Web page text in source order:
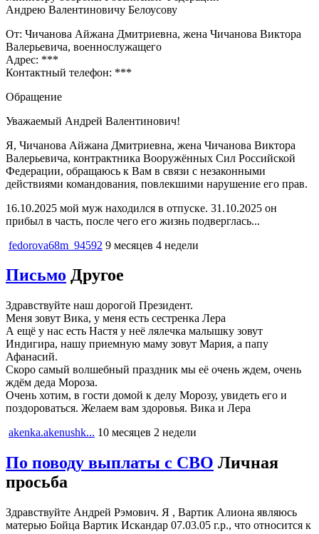
Андрею Валентиновичу Белоусову
От: Чичанова Айжана Дмитриевна, жена Чичанова Виктора
Валерьевича, военнослужащего
Адрес: ***
Контактный телефон: ***
Обращение
Уважаемый Андрей Валентинович!
Я, Чичанова Айжана Дмитриевна, жена Чичанова Виктора
Валерьевича, контрактника Вооружённых Сил Российской
Федерации, обращаюсь к Вам в связи с незаконными
действиями командования, повлекшими нарушение его прав.
16.10.2025 мой муж находился в отпуске. 31.10.2025 он
прибыл в часть, после чего его жизнь подверглась...
fedorova68m_94592 9 месяцев 4 недели
Письмо Другое
Здравствуйте наш дорогой Президент.
Меня зовут Вика, у меня есть сестренка Лера
А ещё у нас есть Настя у неё лялечка малышку зовут
Индигира, нашу приемную маму зовут Мария, а папу
Афанасий.
Скоро самый волшебный праздник мы её очень ждем, очень
ждём деда Мороза.
Очень хотим, в гости домой к делу Морозу, увидеть его и
поздороваться. Желаем вам здоровья. Вика и Лера
akenka.akenushk... 10 месяцев 2 недели
По поводу выплаты с СВО Личная
просьба
Здравствуйте Андрей Рэмович. Я , Вартик Алиона являюсь
матерью Бойца Вартик Искандар 07.03.05 г.р., что относится к